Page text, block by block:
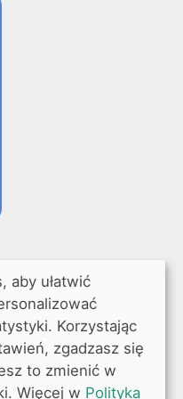
aby ułatwić
Korzystając
zgadzasz się
to zmienić w
Więcej w Polityka